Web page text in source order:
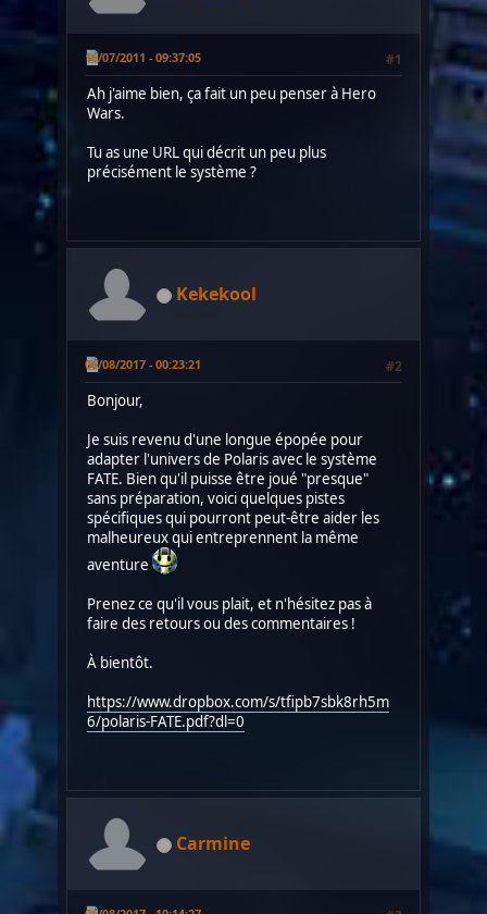
16/07/2011 - 09:37:05 #1
Ah j'aime bien, ça fait un peu penser à Hero
Wars.
Tu as une URL qui décrit un peu plus
précisément le système ?
Kekekool
06/08/2017 - 00:23:21 #2
Bonjour,
Je suis revenu d'une longue épopée pour
adapter l'univers de Polaris avec le système
FATE. Bien qu'il puisse être joué "presque"
sans préparation, voici quelques pistes
spécifiques qui pourront peut-être aider les
malheureux qui entreprennent la même
aventure
Prenez ce qu'il vous plait, et n'hésitez pas à
faire des retours ou des commentaires !
À bientôt.
https://www.dropbox.com/s/tfipb7sbk8rh5m
6/polaris-FATE.pdf?dl=0
Carmine